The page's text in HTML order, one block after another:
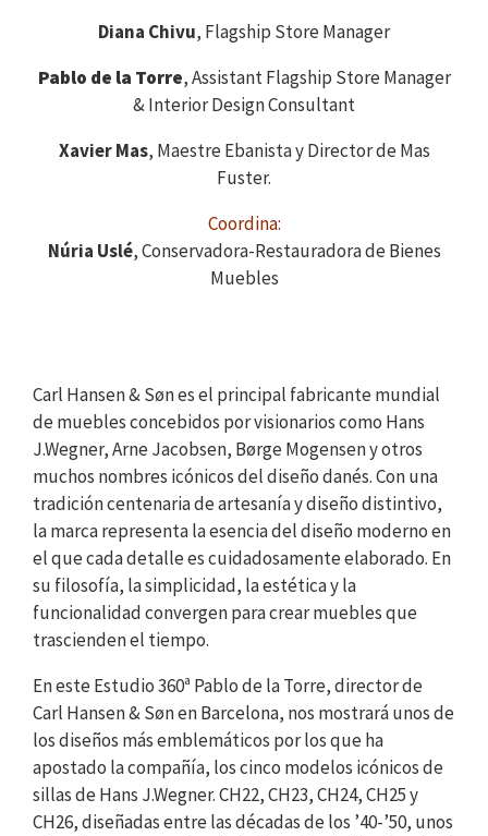
Diana Chivu, Flagship Store Manager
Pablo de la Torre, Assistant Flagship Store Manager
& Interior Design Consultant
Xavier Mas, Maestre Ebanista y Director de Mas
Fuster.
Coordina:
Núria Uslé, Conservadora-Restauradora de Bienes
Muebles
Carl Hansen & Søn es el principal fabricante mundial
de muebles concebidos por visionarios como Hans
J.Wegner, Arne Jacobsen, Børge Mogensen y otros
muchos nombres icónicos del diseño danés. Con una
tradición centenaria de artesanía y diseño distintivo,
la marca representa la esencia del diseño moderno en
el que cada detalle es cuidadosamente elaborado. En
su filosofía, la simplicidad, la estética y la
funcionalidad convergen para crear muebles que
trascienden el tiempo.
En este Estudio 360ª Pablo de la Torre, director de
Carl Hansen & Søn en Barcelona, ​​nos mostrará unos de
los diseños más emblemáticos por los que ha
apostado la compañía, los cinco modelos icónicos de
sillas de Hans J.Wegner. CH22, CH23, CH24, CH25 y
CH26, diseñadas entre las décadas de los ’40-’50, unos